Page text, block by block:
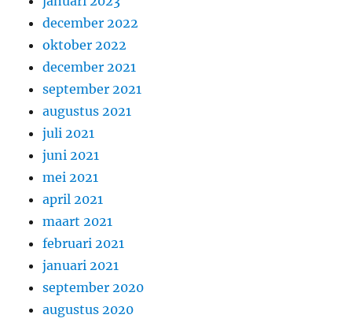
december 2022
oktober 2022
december 2021
september 2021
augustus 2021
juli 2021
juni 2021
mei 2021
april 2021
maart 2021
februari 2021
januari 2021
september 2020
augustus 2020